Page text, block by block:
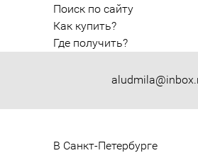
Поиск по сайту
Как купить?
Где получить?
В Санкт-Петербурге